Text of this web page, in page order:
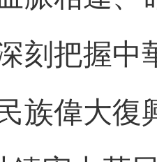
刻把握中
族偉大復